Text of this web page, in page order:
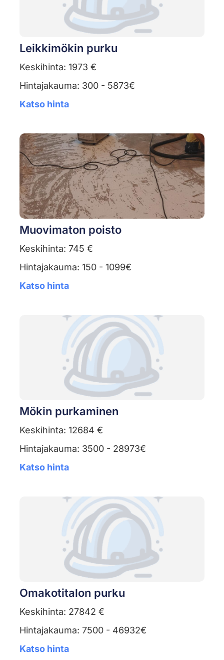
Leikkimökin purku
Keskihinta: 1973 €
Hintajakauma: 300 - 5873€
Katso hinta
Muovimaton poisto
Keskihinta: 745 €
Hintajakauma: 150 - 1099€
Katso hinta
Mökin purkaminen
Keskihinta: 12684 €
Hintajakauma: 3500 - 28973€
Katso hinta
Omakotitalon purku
Keskihinta: 27842 €
Hintajakauma: 7500 - 46932€
Katso hinta